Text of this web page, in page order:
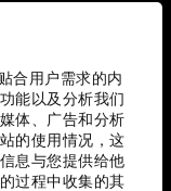
合用户需求的内
能以及分析我们
体、广告和分析
的使用情况，这
息与您提供给他
过程中收集的其